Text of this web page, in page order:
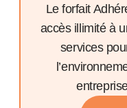
Le forfait
accès illimité à
services